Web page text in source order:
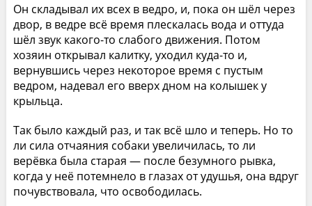
Он складывал их всех в ведро, и, пока он шёл через
двор, в ведре всё время плескалась вода и оттуда
шёл звук какого-то слабого движения. Потом
хозяин открывал калитку, уходил куда-то и,
вернувшись через некоторое время с пустым
ведром, надевал его вверх дном на колышек у
крыльца.
Так было каждый раз, и так всё шло и теперь. Но то
ли сила отчаяния собаки увеличилась, то ли
верёвка была старая — после безумного рывка,
когда у неё потемнело в глазах от удушья, она вдруг
почувствовала, что освободилась.